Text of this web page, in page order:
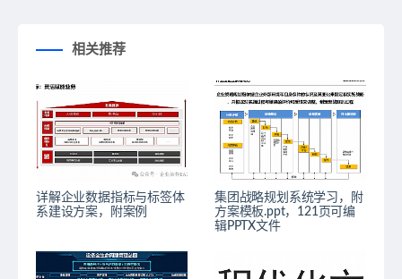
相关推荐
详解企业数据指标与标签体
系建设方案，附案例
集团战略规划系统学习，附
方案模板.ppt，121页可编
辑PPTX文件